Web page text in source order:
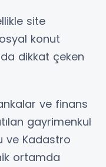
site
konut
dikkat çeken
ve finans
gayrimenkul
ve Kadastro
ortamda